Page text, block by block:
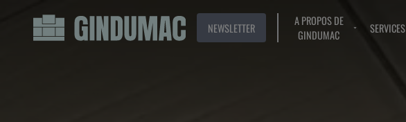
NEWSLETTER
A PROPOS DE
GINDUMAC
SERVICES